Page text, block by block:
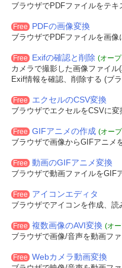
ブラウザでPDFファイルをテキ
Free PDFの画像変換
ブラウザでPDFファイルを画像
Free Exifの確認と削除 (オー
カメラで撮影した画像ファイ
Exif情報を確認、削除する (ブ
Free エクセルのCSV変換
ブラウザでエクセルをCSVに
Free GIFアニメの作成 (オー
ブラウザで画像からGIFアニメ
Free 動画のGIFアニメ変換
ブラウザで動画ファイルをGIF
Free アイコンエディタ
ブラウザでアイコンを作成、読
Free 複数画像のAVI変換 (オ
ブラウザで画像/音声を動画フ
Free Webカメラ動画変換